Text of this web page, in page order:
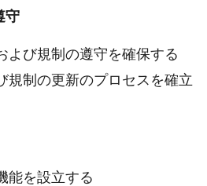
守
よび規制の遵守を確保する
規制の更新のプロセスを確立
能を設立する